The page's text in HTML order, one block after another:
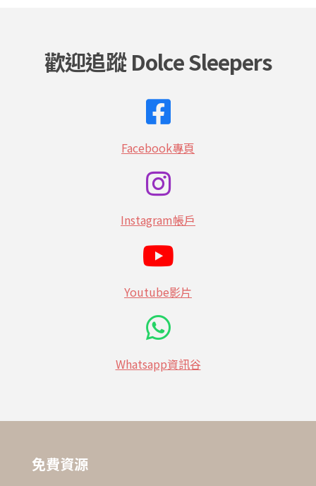
歡迎追蹤 Dolce Sleepers
Facebook專頁
Instagram帳戶
Youtube影片
Whatsapp資訊谷
免費資源